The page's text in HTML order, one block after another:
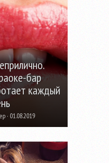
бар
каждый
· 01.08.2019